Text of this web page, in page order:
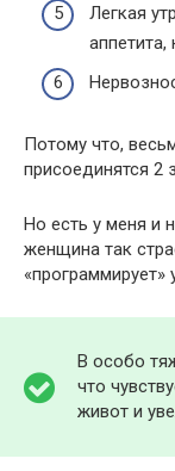
Легкая
аппетита,
Потому что,
присоединятся 2
Но есть у меня и
женщина так
В особо
что
живот и